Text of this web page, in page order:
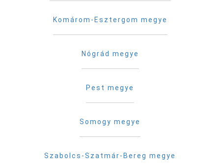
Komárom-Esztergom megye
Nógrád megye
Pest megye
Somogy megye
Szabolcs-Szatmár-Bereg megye